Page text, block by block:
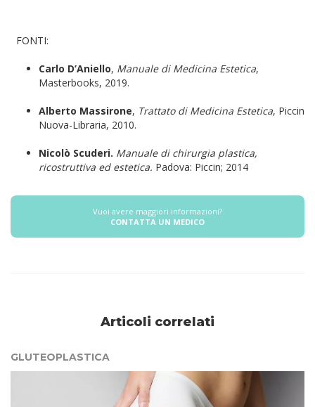
FONTI:
Carlo D’Aniello, Manuale di Medicina Estetica,
Masterbooks, 2019.
Alberto Massirone, Trattato di Medicina Estetica, Piccin
Nuova-Libraria, 2010.
Nicolò Scuderi. Manuale di chirurgia plastica,
ricostruttiva ed estetica. Padova: Piccin; 2014
Vuoi avere maggiori informazioni?
CONTATTA UN MEDICO
Articoli correlati
GLUTEOPLASTICA